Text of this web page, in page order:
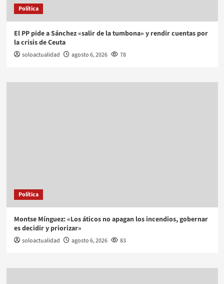
Política
El PP pide a Sánchez «salir de la tumbona» y rendir cuentas por
la crisis de Ceuta
soloactualidad agosto 6, 2026 78
Política
Montse Mínguez: «Los áticos no apagan los incendios, gobernar
es decidir y priorizar»
soloactualidad agosto 6, 2026 83